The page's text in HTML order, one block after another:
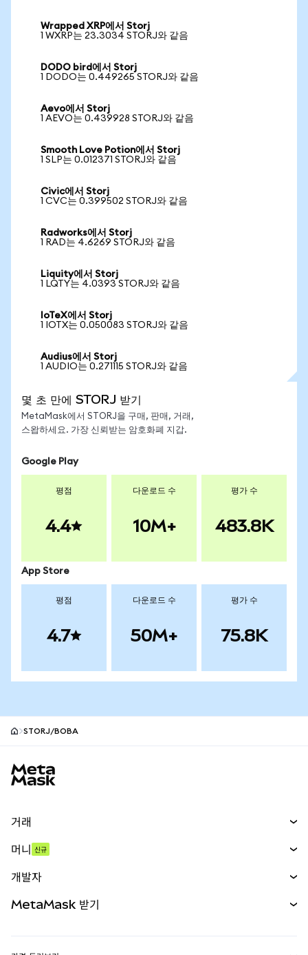
Wrapped XRP에서 Storj
1 WXRP는 23.3034 STORJ와 같음
DODO bird에서 Storj
1 DODO는 0.449265 STORJ와 같음
Aevo에서 Storj
1 AEVO는 0.439928 STORJ와 같음
Smooth Love Potion에서 Storj
1 SLP는 0.012371 STORJ와 같음
Civic에서 Storj
1 CVC는 0.399502 STORJ와 같음
Radworks에서 Storj
1 RAD는 4.6269 STORJ와 같음
Liquity에서 Storj
1 LQTY는 4.0393 STORJ와 같음
IoTeX에서 Storj
1 IOTX는 0.050083 STORJ와 같음
Audius에서 Storj
1 AUDIO는 0.271115 STORJ와 같음
몇 초 만에 STORJ 받기
MetaMask에서 STORJ을 구매, 판매, 거래,
스왑하세요. 가장 신뢰받는 암호화폐 지갑.
Google Play
평점
4.4
다운로드 수
10M+
평가 수
483.8K
App Store
평점
4.7
다운로드 수
50M+
평가 수
75.8K
STORJ/BOBA
거래
무기한 선물
실물자산
머니 신규
개발자
MetaMask 받기